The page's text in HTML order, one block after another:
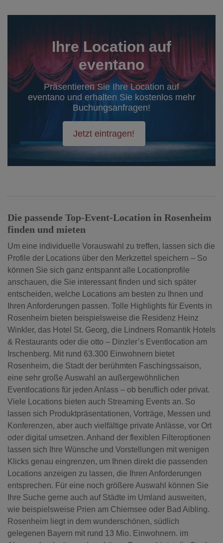
Ihre Location auf
eventano
Präsentieren Sie Ihre Location auf
eventano und erhalten Sie kostenlos mehr
Buchungsanfragen!
Jetzt eintragen!
Die passende Top-Event-Location in Rosenheim
finden und mieten
Um eine individuelle Vorauswahl zu treffen, lassen sich die
Profile der Locations über den Merkzettel speichern – So
können Sie sich ganz entspannt alle Locationprofile
anschauen, die Sie interessant finden und sich später
entscheiden, welche Locations am besten zu Ihnen und
Ihren Anforderungen passen. Tolle Highlights für Events in
Rosenheim bieten beispielsweise die Residenz Heinz
Winkler, das Hotel St. Georg, die Lindners Romantik Hotels
& Restaurants oder die otto – Dinzler’s Eventlocation am
Irschenberg. Mit rund 63.300 Einwohnern bietet
Rosenheim, die Stadt der berühmten Faschingssaison,
eine sehr große Auswahl an außergewöhnlichen
Eventlocations für jeden Anlass – ob beruflich oder privat.
Viele Locations bieten auch Streaming Events an. So
lassen sich Produktpräsentationen, Vorträge, Messen und
Konferenzen, aber auch vielfältige private Anlässe, vor Ort
oder digital umsetzen. Anhand der flexiblen Filteroptionen
lassen sich Ihre Wünsche und Vorstellungen mit wenigen
Klicks genau eingrenzen, um Ihnen direkt die passenden
Locations anzeigen zu lassen, die Ihren Anforderungen
entsprechen. Für eine noch größere Auswahl können Sie
Ihre Suche gerne auch auf Städte im Umland ausweiten,
wie beispielsweise Prien am Chiemsee oder Bad Aibling.
Rosenheim liegt in dem wunderschönen, südlich
gelegenen Bayern mit rund 13 Mio. Einwohnern. im